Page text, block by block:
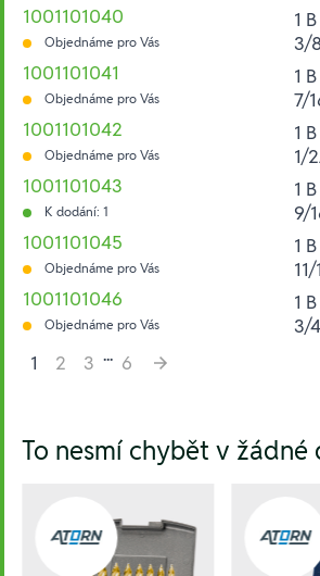
1001101040
Objednáme pro Vás
1 B
3/
1001101041
Objednáme pro Vás
1 B
7/
1001101042
Objednáme pro Vás
1 B
1/
1001101043
K dodání: 1
1 B
9/
1001101045
Objednáme pro Vás
1 B
1001101046
Objednáme pro Vás
1 B
3/
1
2 3 ... 6
To nesmí chybět v žádné